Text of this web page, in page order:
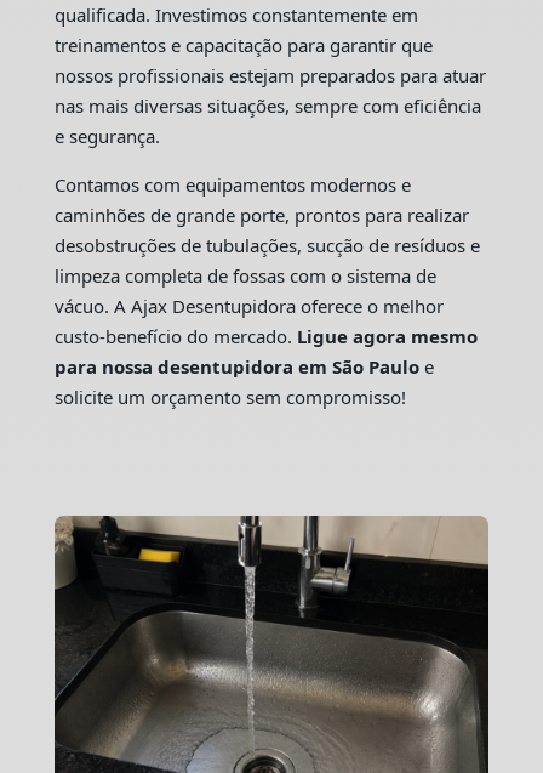
qualificada. Investimos constantemente em
treinamentos e capacitação para garantir que
nossos profissionais estejam preparados para atuar
nas mais diversas situações, sempre com eficiência
e segurança.
Contamos com equipamentos modernos e
caminhões de grande porte, prontos para realizar
desobstruções de tubulações, sucção de resíduos e
limpeza completa de fossas com o sistema de
vácuo. A Ajax Desentupidora oferece o melhor
custo-benefício do mercado. Ligue agora mesmo
para nossa desentupidora em São Pauloe
solicite um orçamento sem compromisso!